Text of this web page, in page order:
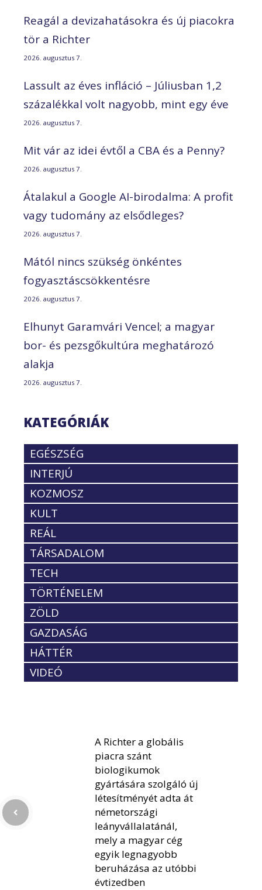
Reagál a devizahatásokra és új piacokra
tör a Richter
2026. augusztus 7.
Lassult az éves infláció – Júliusban 1,2
százalékkal volt nagyobb, mint egy éve
2026. augusztus 7.
Mit vár az idei évtől a CBA és a Penny?
2026. augusztus 7.
Átalakul a Google AI-birodalma: A profit
vagy tudomány az elsődleges?
2026. augusztus 7.
Mától nincs szükség önkéntes
fogyasztáscsökkentésre
2026. augusztus 7.
Elhunyt Garamvári Vencel; a magyar
bor- és pezsgőkultúra meghatározó
alakja
2026. augusztus 7.
KATEGÓRIÁK
EGÉSZSÉG
INTERJÚ
KOZMOSZ
KULT
REÁL
TÁRSADALOM
TECH
TÖRTÉNELEM
ZÖLD
GAZDASÁG
HÁTTÉR
VIDEÓ
A Richter a globális
piacra szánt
biologikumok
gyártására szolgáló új
létesítményét adta át
németországi
leányvállalatánál,
mely a magyar cég
egyik legnagyobb
beruházása az utóbbi
évtizedben